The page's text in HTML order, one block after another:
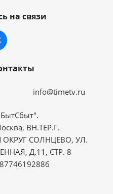
на связи
info@timetv.ru
ВН.ТЕР.Г.
СОЛНЦЕВО, УЛ.
Д.11, СТР. 8